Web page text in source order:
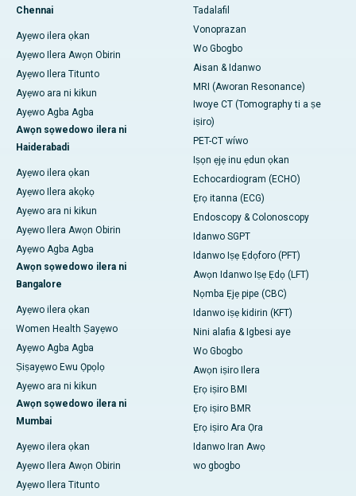
Chennai
Ayẹwo ilera ọkan
Ayẹwo Ilera Awọn Obirin
Ayẹwo Ilera Titunto
Ayẹwo ara ni kikun
Ayẹwo Agba Agba
Awọn sọwedowo ilera ni
Haiderabadi
Ayẹwo ilera ọkan
Ayẹwo Ilera akọkọ
Ayẹwo ara ni kikun
Ayẹwo Ilera Awọn Obirin
Ayẹwo Agba Agba
Awọn sọwedowo ilera ni
Bangalore
Ayẹwo ilera ọkan
Women Health Ṣayẹwo
Ayẹwo Agba Agba
Ṣiṣayẹwo Ewu Ọpọlọ
Ayẹwo ara ni kikun
Awọn sọwedowo ilera ni
Mumbai
Ayẹwo ilera ọkan
Ayẹwo Ilera Awọn Obirin
Ayẹwo Ilera Titunto
Tadalafil
Vonoprazan
Wo Gbogbo
Aisan & Idanwo
MRI (Aworan Resonance)
Iwoye CT (Tomography ti a ṣe
iṣiro)
PET-CT wíwo
Iṣọn ẹjẹ inu ẹdun ọkan
Echocardiogram (ECHO)
Ẹrọ itanna (ECG)
Endoscopy & Colonoscopy
Idanwo SGPT
Idanwo Iṣẹ Ẹdọforo (PFT)
Awọn Idanwo Iṣẹ Ẹdọ (LFT)
Nọmba Ẹjẹ pipe (CBC)
Idanwo iṣẹ kidirin (KFT)
Nini alafia & Igbesi aye
Wo Gbogbo
Awọn iṣiro Ilera
Ẹrọ iṣiro BMI
Ẹrọ iṣiro BMR
Ẹrọ iṣiro Ara Ọra
Idanwo Iran Awọ
wo gbogbo